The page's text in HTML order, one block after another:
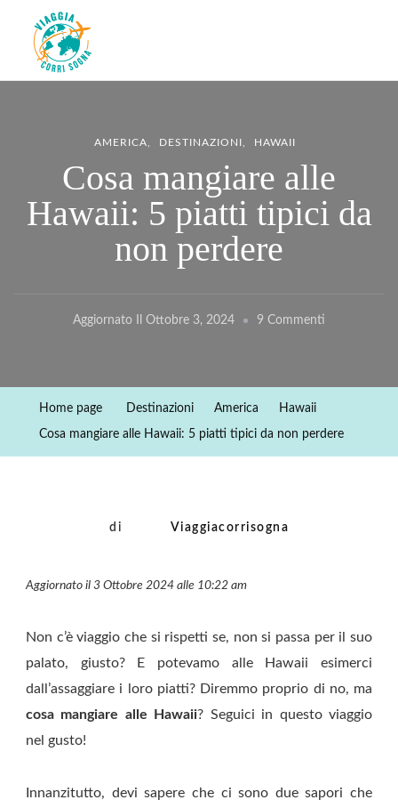
Viaggiacorrisogna – Blog di
viaggi e running
Viaggi zaino in spalla e corse in giro per il mondo
AMERICA DESTINAZIONI HAWAII
Cosa mangiare alle
Hawaii: 5 piatti tipici da
non perdere
Aggiornato Il Ottobre 3, 2024 9 Commenti
Home page Destinazioni America Hawaii
Cosa mangiare alle Hawaii: 5 piatti tipici da non perdere
di Viaggiacorrisogna
Aggiornato il 3 Ottobre 2024 alle 10:22 am
Non c’è viaggio che si rispetti se, non si passa per il suo
palato, giusto? E potevamo alle Hawaii esimerci
dall’assaggiare i loro piatti? Diremmo proprio di no, ma
cosa mangiare alle Hawaii? Seguici in questo viaggio
nel gusto!
Innanzitutto, devi sapere che ci sono due sapori che